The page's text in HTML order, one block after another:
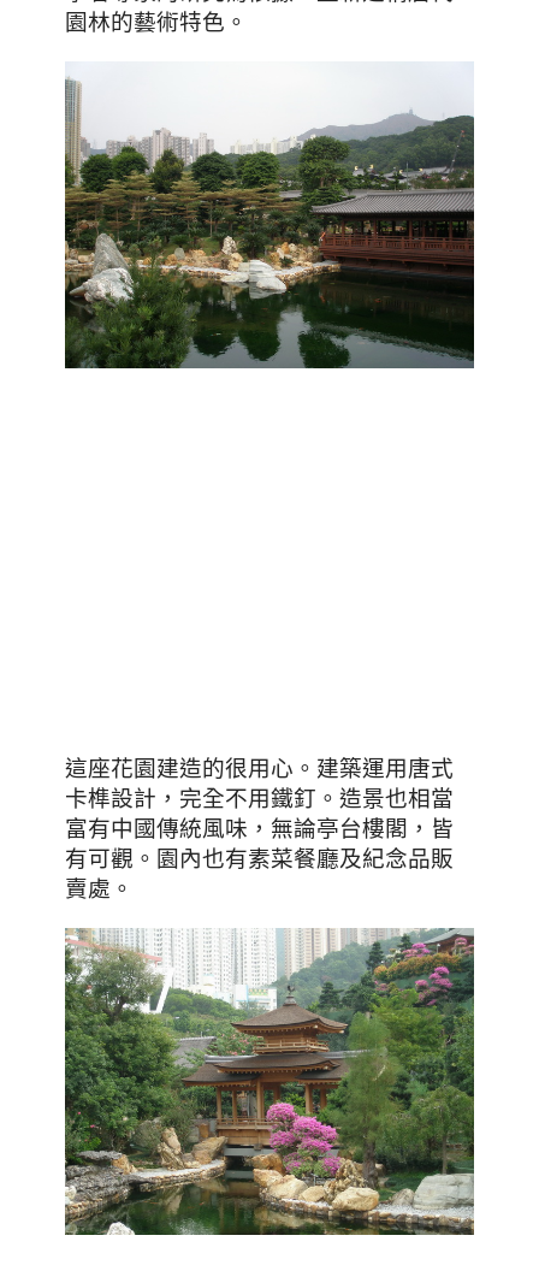
園林的藝術特色。
這座花園建造的很用心 。建築運用唐式
卡榫設計，完全不用鐵釘。造景也相當
富有中國傳統風味，無論亭台樓閣，皆
有可觀。園內也有素菜餐廳及紀念品販
賣處。